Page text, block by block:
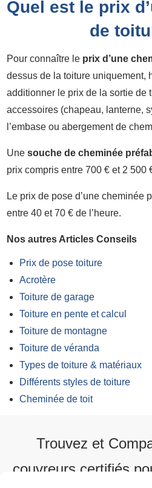
Quel est le prix
de
Pour connaître le prix d’une
dessus de la toiture uniquement,
additionner le prix de la sortie de
accessoires (chapeau, lanterne,
l’embase ou abergement de
Une souche de cheminée
prix compris entre 700 € et 2 500
Le prix de pose d’une cheminée
entre 40 et 70 € de l’heure.
Nos autres Articles Conseils
Prix de pose toiture
Acrotère
Toiture de garage
Toiture en pente et calcul
Toiture de montagne
Toiture de véranda
Types de toiture & matériaux
Différents styles de toiture
Cheminée de toit
Trouvez et
couvreurs certifiés